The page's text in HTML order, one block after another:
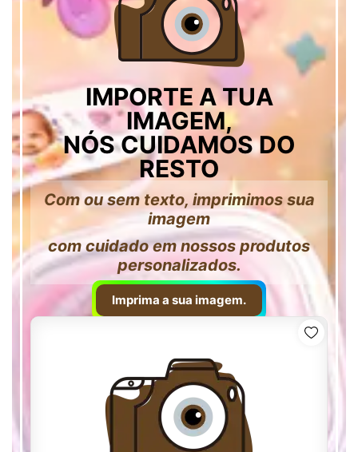
IMPORTE A TUA
IMAGEM,
NÓS CUIDAMOS DO
RESTO
Com ou sem texto, imprimimos sua
imagem
com cuidado em nossos produtos
personalizados.
Imprima a sua imagem.